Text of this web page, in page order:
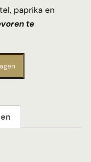
paprika en
te